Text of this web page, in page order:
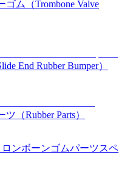
ム（Trombone Valve
End Rubber Bumper）
（Rubber Parts）
ロンボーンゴムパーツスペ